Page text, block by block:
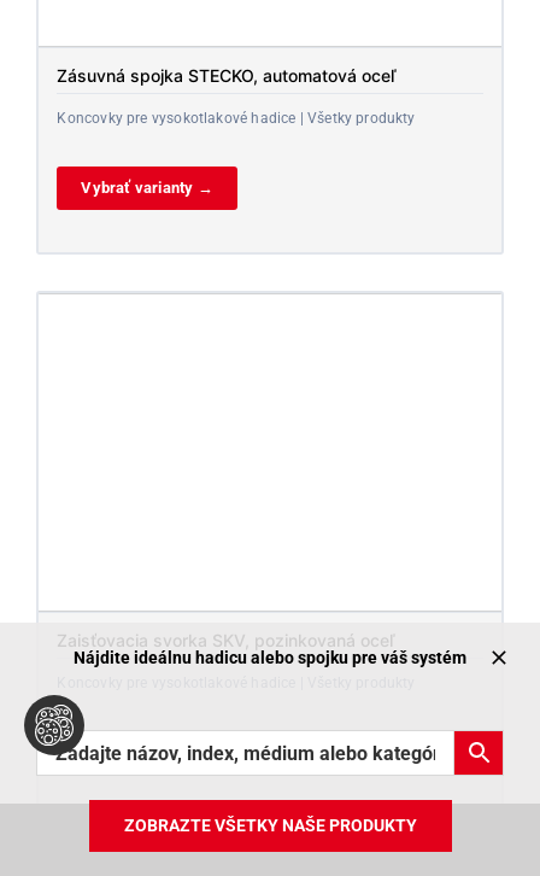
Zásuvná spojka STECKO, automatová oceľ
Koncovky pre vysokotlakové hadice | Všetky produkty
Vybrať varianty →
Zaisťovacia svorka SKV, pozinkovaná oceľ
Vybrať varianty →
Nájdite ideálnu hadicu alebo spojku pre váš systém
ZOBRAZTE VŠETKY NAŠE PRODUKTY